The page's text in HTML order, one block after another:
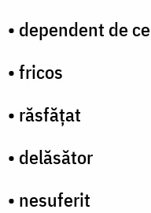
• dependent de
• fricos
• răsfăţat
• delăsător
• nesuferit